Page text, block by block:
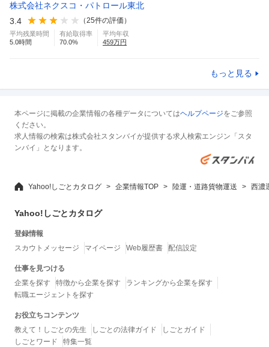
株式会社ネクスコ・パトロール東北
3.4
（25件の評価）
平均残業時間
5.0時間
有給取得率
70.0%
平均年収
459万円
もっと見る
本ページに掲載の企業情報の各種データについてはヘルプページをご参照
ください。
求人情報の検索は株式会社スタンバイが提供する求人検索エンジン「スタ
ンバイ」となります。
Yahoo!しごとカタログ 企業情報TOP 陸運・道路貨物運送 西濃
Yahoo!しごとカタログ
登録情報
スカウトメッセージ
マイページ Web履歴書 配信設定
仕事を見つける
企業を探す
特徴から企業を探す
ランキングから企業を探す
転職エージェントを探す
お役立ちコンテンツ
教えて！しごとの先生
しごとの法律ガイド
しごとガイド
しごとワード
特集一覧